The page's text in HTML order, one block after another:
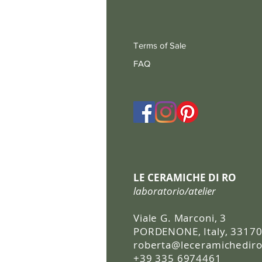
Terms of Sale
FAQ
LE CERAMICHE DI RO
laboratorio/atelier
Viale G. Marconi, 3
PORDENONE, Italy, 33170
+39 335 6974461